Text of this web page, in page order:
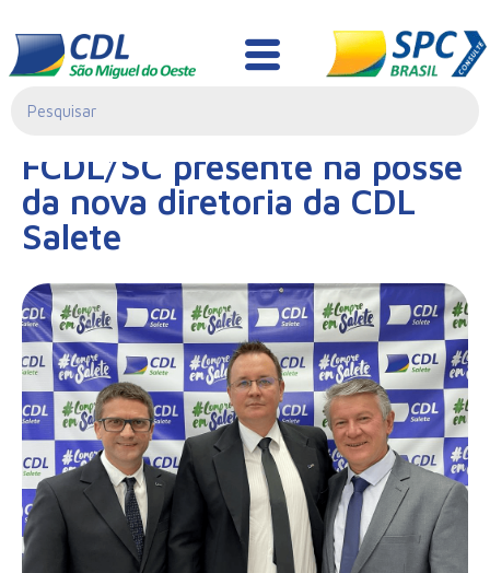
Notícias
FCDL/SC presente na posse
da nova diretoria da CDL
Salete